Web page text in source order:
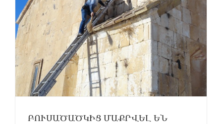
ԲՈՒՍԱԾԱԾԿԻՑ ՄԱՔՐՎԵԼ ԵՆ